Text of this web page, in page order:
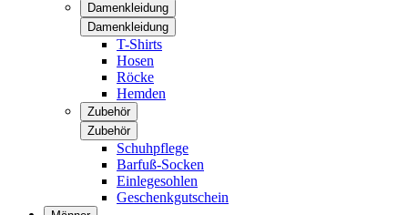
Damenkleidung
Damenkleidung
T-Shirts
Hosen
Röcke
Hemden
Zubehör
Zubehör
Schuhpflege
Barfuß-Socken
Einlegesohlen
Geschenkgutschein